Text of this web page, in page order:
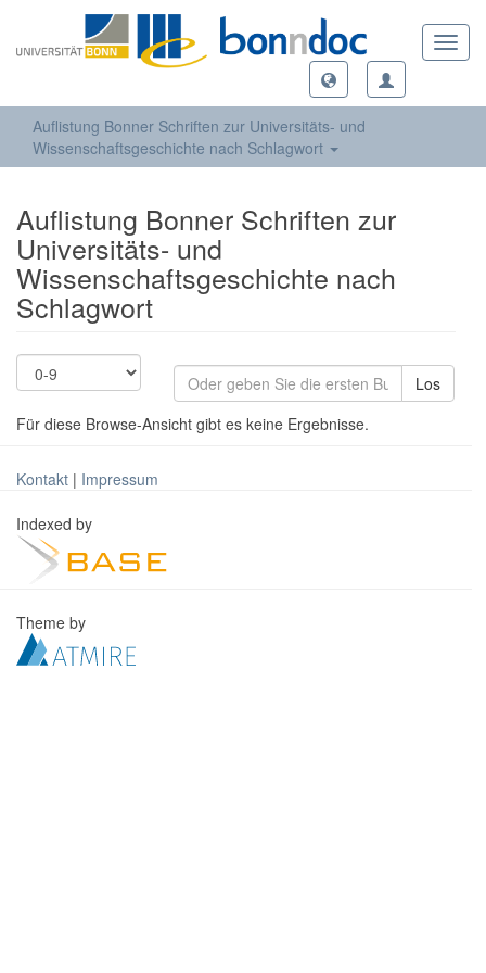
Auflistung Bonner Schriften zur Universitäts- und
Wissenschaftsgeschichte nach Schlagwort
Auflistung Bonner Schriften zur
Universitäts- und
Wissenschaftsgeschichte nach
Schlagwort
Los
Für diese Browse-Ansicht gibt es keine Ergebnisse.
Kontakt | Impressum
Indexed by
Theme by